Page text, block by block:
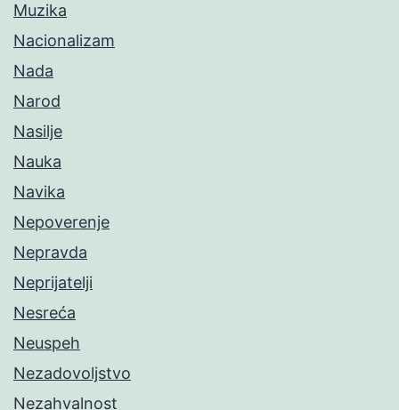
Muzika
Nacionalizam
Nada
Narod
Nasilje
Nauka
Navika
Nepoverenje
Nepravda
Neprijatelji
Nesreća
Neuspeh
Nezadovoljstvo
Nezahvalnost